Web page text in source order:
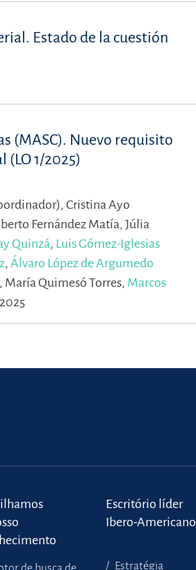
Estado de la cuestión
(MASC). Nuevo requisito
1/2025)
Cristina Ayo
Fernández Matía, Júlia
Quinzá, Luis Gómez-Iglesias
, Álvaro López de Argumedo
María Quimesó Torres, Marcos
Escritório líder
Ibero-Americano
Estratégia